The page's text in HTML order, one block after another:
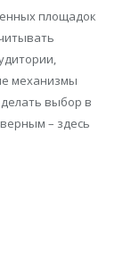
площадок
механизмы
выбор в
– здесь